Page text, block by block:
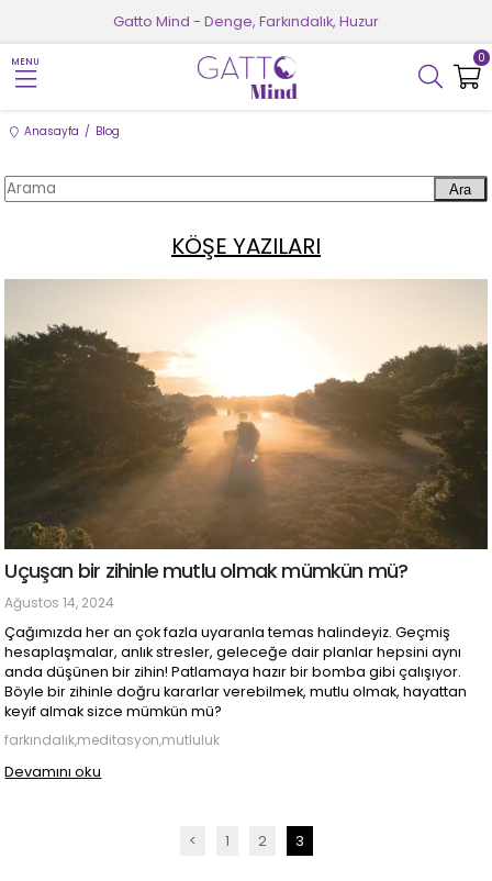
Gatto Mind - Denge, Farkındalık, Huzur
MENU 0
Anasayfa Blog
Ara
KÖŞE YAZILARI
Uçuşan bir zihinle mutlu olmak mümkün mü?
Ağustos 14, 2024
Çağımızda her an çok fazla uyaranla temas halindeyiz. Geçmiş
hesaplaşmalar, anlık stresler, geleceğe dair planlar hepsini aynı
anda düşünen bir zihin! Patlamaya hazır bir bomba gibi çalışıyor.
Böyle bir zihinle doğru kararlar verebilmek, mutlu olmak, hayattan
keyif almak sizce mümkün mü?
farkındalık,meditasyon,mutluluk
Devamını oku
< 1 2 3